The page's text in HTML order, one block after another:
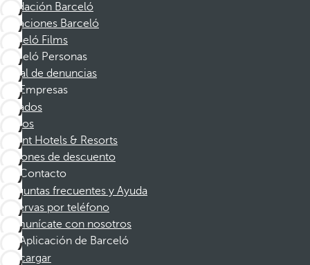
Fundación Barceló
Vacaciones Barceló
Barceló Films
Barceló Personas
Canal de denuncias
Empresas
Afiliados
Socios
Dorint Hotels & Resorts
Cupones de descuento
Contacto
Preguntas frecuentes y Ayuda
Reservas por teléfono
Comunícate con nosotros
Aplicación de Barceló
Descargar